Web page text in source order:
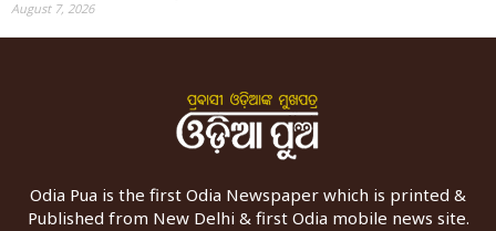
August 7, 2026
Odia Pua is the first Odia Newspaper which is printed &
Published from New Delhi & first Odia mobile news site.